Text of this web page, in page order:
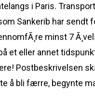
i Paris.
Sankerib har sendt
minst 7
et eller annet
Postbeskrivelsen
å bli færre, begynte